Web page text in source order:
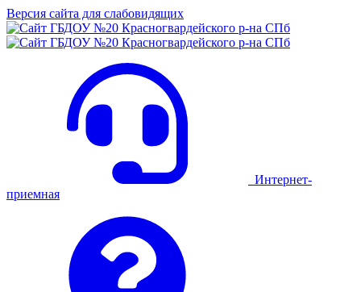
Версия сайта для слабовидящих
Интернет-
приемная